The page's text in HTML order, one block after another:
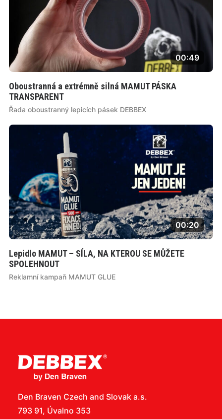
00:49
Oboustranná a extrémně silná MAMUT PÁSKA
TRANSPARENT
Řada oboustranný lepicích pásek DEBBEX
00:20
Lepidlo MAMUT – SÍLA, NA KTEROU SE MŮŽETE
SPOLEHNOUT
Reklamní kampaň MAMUT GLUE
Den Braven Czech and Slovak a.s.
793 91, Úvalno 353